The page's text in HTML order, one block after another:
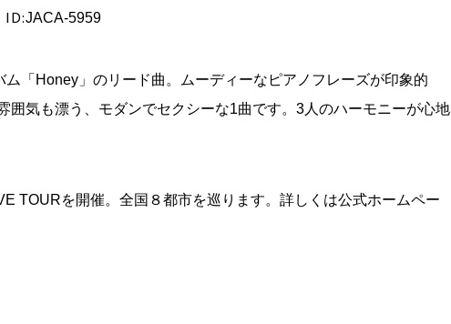
ID:JACA-5959
「 Honey 」のリード曲。ムーディーなピアノフレーズが印象的
囲気も漂う、モダンでセクシーな1曲です。 3人のハーモニーが心地
TOURを開催。全国８都市を巡ります。詳しくは公式ホームペー